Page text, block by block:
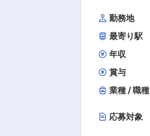
勤務地
最寄り駅
年収
賞与
業種 / 職種
応募対象